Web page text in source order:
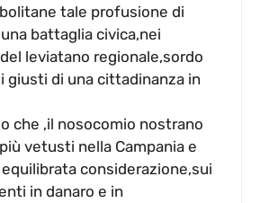
tale profusione di
battaglia civica,nei
leviatano regionale,sordo
giusti di una cittadinanza in
che ,il nosocomio nostrano
vetusti nella Campania e
considerazione,sui
in danaro e in